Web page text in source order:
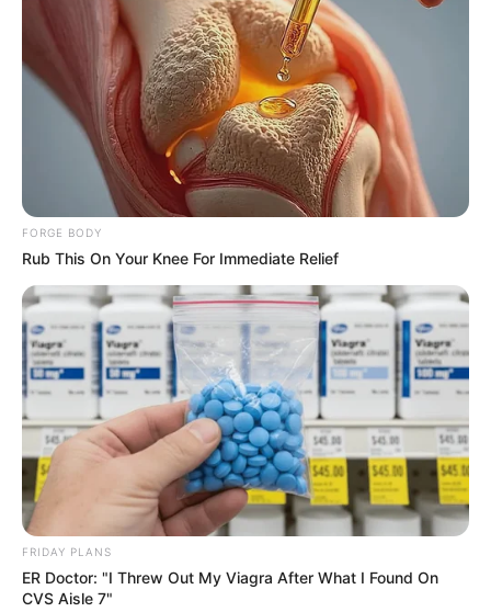
ปีนี้ได้
“ไพ่เสนาวานร” และ “ไพ่เดอะสตาร์”ยังคงส่องแสง
ระยิบระยับ หันไปทางไหนก็เจอแต่แสงสว่าง ไปได้ทุกที่ หยิบ
จับงานได้ทุกงาน การทำงานก้าวหน้า มีผลงานเป็นที่
ยอมรับ ผู้บังคับบัญชากำลังเทคะแนนให้อย่างแรง ถ้าคุณมี
ไอเดียเจ๋งๆ ไม่ต้องเก็บไว้ แสดงความคิดเห็นได้เต็มที่ ช่วงนี้
ทางสะดวก
ช่วงกลางปีคนใกล้ชิด ครอบครัวจะคอยสนับสนุน เป็นแรง
เชียร์ได้เป็นอย่างดี เงินทองจะไปไหนเสีย งานดี เงินก็ดีตาม
ไปด้วย สิ่งที่คาดหวังอยากได้ จะได้ในช่วงนี้ ต้นปีการเสี่ยง
ลุ้น มีโอกาสสูง
ความรักก้าวไกลกว่าคู่ไหนๆ จูงมือกันวิวาห์ มีฤกษ์งามดี คน
โสด ก็คงได้คู่กันก็คราวนี้ มีความสุขกันทั่วหน้า
FORGE BODY
Rub This On Your Knee For Immediate Relief
FRIDAY PLANS
ER Doctor: "I Threw Out My Viagra After What I Found On
CVS Aisle 7"